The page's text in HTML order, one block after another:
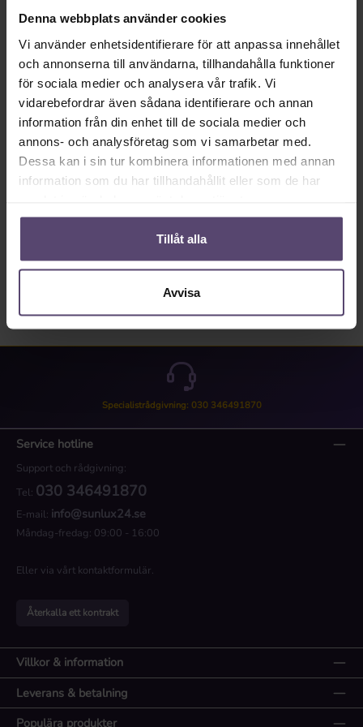
Denna webbplats använder cookies
Vi använder enhetsidentifierare för att anpassa innehållet
och annonserna till användarna, tillhandahålla funktioner
för sociala medier och analysera vår trafik. Vi
vidarebefordrar även sådana identifierare och annan
information från din enhet till de sociala medier och
annons- och analysföretag som vi samarbetar med.
Dessa kan i sin tur kombinera informationen med annan
information som du har tillhandahållit eller som de har
Tillåt alla
Avvisa
Tillgänglig omedelbart, leveranstid: 2-5 Tage.
Produktkvantitet: Ange önskat värde eller använd knapparna för att öka eller
Lägg till i kundkorgen
Produktnummer:MU_PC_3017_PG2
Beskrivning
• Information om tyg 3017: • 82% reflektion • 18%
absorption…mer
Recensioner
Specialistrådgivning: 030 346491870
Service hotline
Support och rådgivning:
Tel: 030 346491870
E-mail: info@sunlux24.se
Måndag-fredag: 09:00 - 16:00
Eller via vårt kontaktformulär.
Återkalla ett kontrakt
Villkor & information
Leverans & betalning
Populära produkter